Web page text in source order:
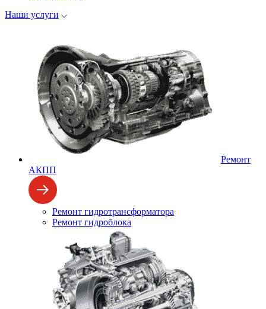
Наши услуги
Ремонт
АКПП
Ремонт гидротрансформатора
Ремонт гидроблока